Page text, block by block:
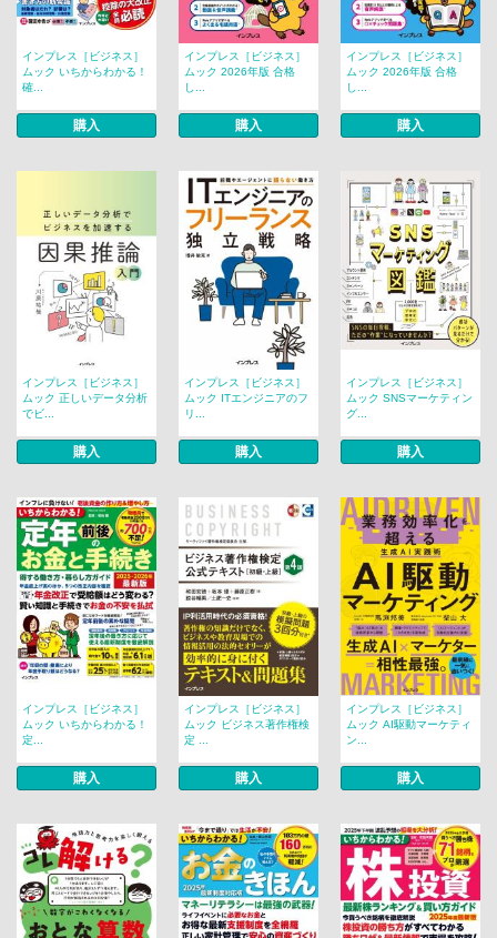
インプレス［ビジネス］
ムック いちからわかる！
確...
購入
インプレス［ビジネス］
ムック 2026年版 合格
し...
購入
インプレス［ビジネス］
ムック 2026年版 合格
し...
購入
インプレス［ビジネス］
ムック 正しいデータ分析
でビ...
購入
インプレス［ビジネス］
ムック ITエンジニアのフ
リ...
購入
インプレス［ビジネス］
ムック SNSマーケティン
グ...
購入
インプレス［ビジネス］
ムック いちからわかる！
定...
購入
インプレス［ビジネス］
ムック ビジネス著作権検
定 ...
購入
インプレス［ビジネス］
ムック AI駆動マーケティ
ン...
購入